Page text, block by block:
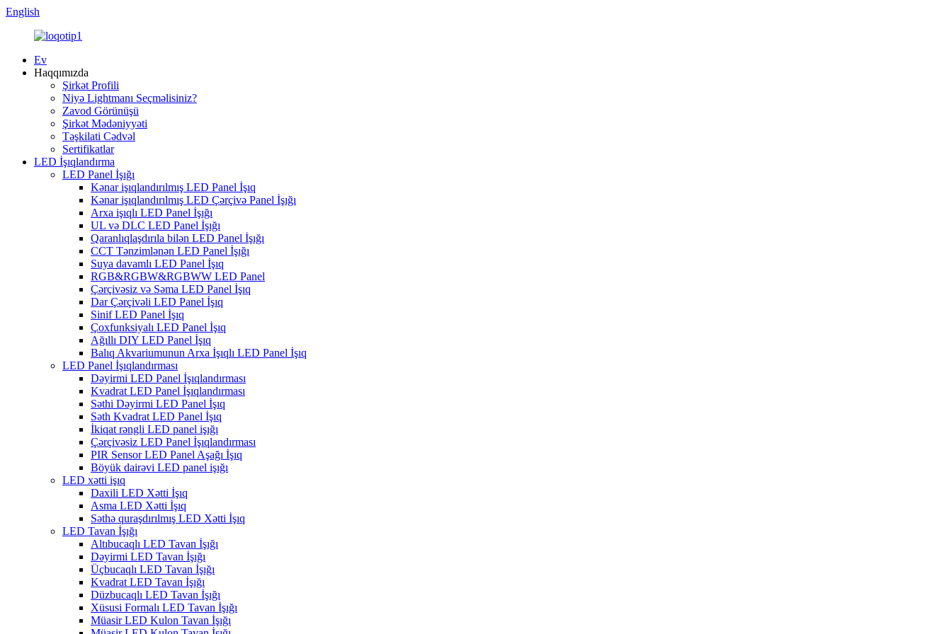
English
Ev
Haqqımızda
Şirkət Profili
Niyə Lightmanı Seçməlisiniz?
Zavod Görünüşü
Şirkət Mədəniyyəti
Təşkilati Cədvəl
Sertifikatlar
LED İşıqlandırma
LED Panel İşığı
Kənar işıqlandırılmış LED Panel İşıq
Kənar işıqlandırılmış LED Çərçivə Panel İşığı
Arxa işıqlı LED Panel İşığı
UL və DLC LED Panel İşığı
Qaranlıqlaşdırıla bilən LED Panel İşığı
CCT Tənzimlənən LED Panel İşığı
Suya davamlı LED Panel İşıq
RGB&RGBW&RGBWW LED Panel
Çərçivəsiz və Səma LED Panel İşıq
Dar Çərçivəli LED Panel İşıq
Sinif LED Panel İşıq
Çoxfunksiyalı LED Panel İşıq
Ağıllı DIY LED Panel İşıq
Balıq Akvariumunun Arxa İşıqlı LED Panel İşıq
LED Panel İşıqlandırması
Dəyirmi LED Panel İşıqlandırması
Kvadrat LED Panel İşıqlandırması
Səthi Dəyirmi LED Panel İşıq
Səth Kvadrat LED Panel İşıq
İkiqat rəngli LED panel işığı
Çərçivəsiz LED Panel İşıqlandırması
PIR Sensor LED Panel Aşağı İşıq
Böyük dairəvi LED panel işığı
LED xətti işıq
Daxili LED Xətti İşıq
Asma LED Xətti İşıq
Səthə quraşdırılmış LED Xətti İşıq
LED Tavan İşığı
Altıbucaqlı LED Tavan İşığı
Dəyirmi LED Tavan İşığı
Üçbucaqlı LED Tavan İşığı
Kvadrat LED Tavan İşığı
Düzbucaqlı LED Tavan İşığı
Xüsusi Formalı LED Tavan İşığı
Müasir LED Kulon Tavan İşığı